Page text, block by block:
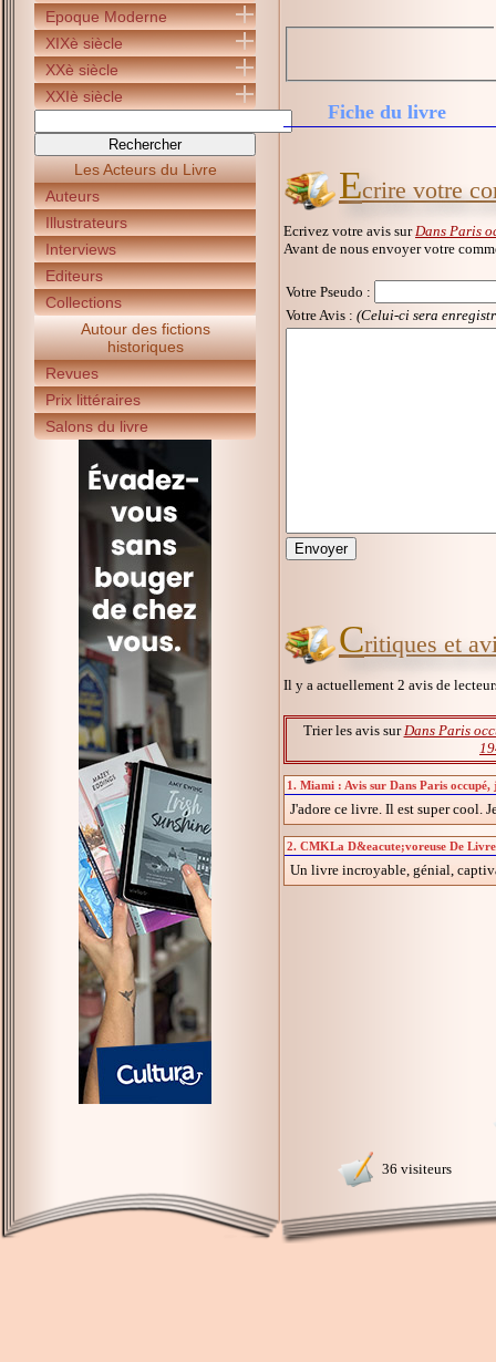
Epoque Moderne
XIXè siècle
XXè siècle
XXIè siècle
Les Acteurs du Livre
Auteurs
Illustrateurs
Interviews
Editeurs
Collections
Autour des fictions
historiques
Revues
Prix littéraires
Salons du livre
Fiche du livre
Ecrire votre
Ecrivez votre avis sur Dans Paris
Avant de nous envoyer votre
Votre Pseudo :
Votre Avis : (Celui-ci sera
Critiques et
Il y a actuellement 2 avis de
Trier les avis sur Dans Paris
1. Miami : Avis sur Dans Paris
J'adore ce livre. Il est super cool.
2. CMKLa D&eacute;voreuse De
Un livre incroyable, génial,
36 visiteurs